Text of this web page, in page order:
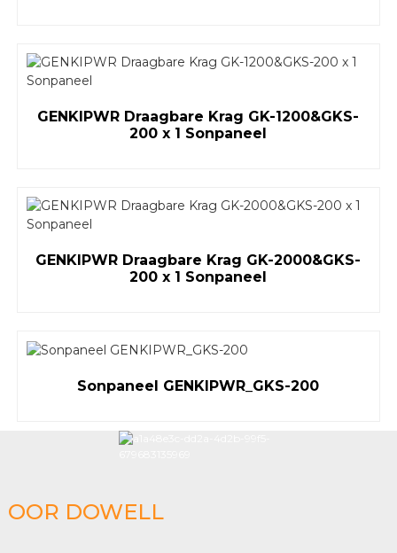
GENKIPWR Draagbare Krag GK-1200&GKS-
200 x 1 Sonpaneel
GENKIPWR Draagbare Krag GK-2000&GKS-
200 x 1 Sonpaneel
Sonpaneel GENKIPWR_GKS-200
OOR DOWELL